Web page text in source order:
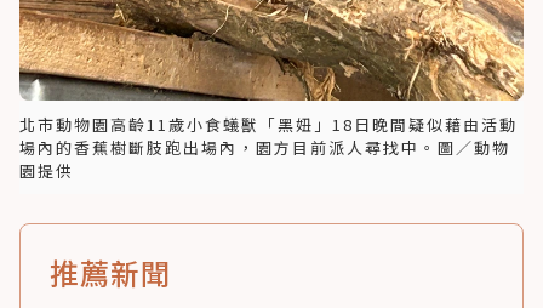
北市動物園高齡11歲小食蟻獸「黑妞」18日晚間疑似藉由活動
場內的香蕉樹斷肢跑出場內，園方目前派人尋找中。圖／動物
園提供
推薦新聞